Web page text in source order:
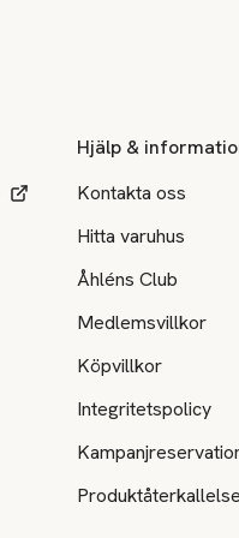
Hjälp &
Kontakta oss
Hitta varuhus
Åhléns Club
Medlemsvillkor
Köpvillkor
Integritetspolicy
Produktåterkallelse